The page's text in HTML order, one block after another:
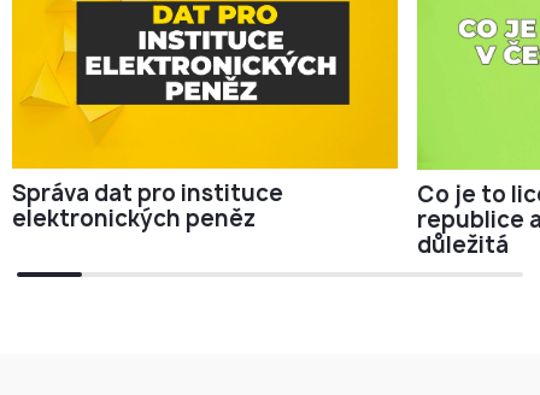
Správa dat pro instituce
elektronických peněz
Co je to
republice
důležitá